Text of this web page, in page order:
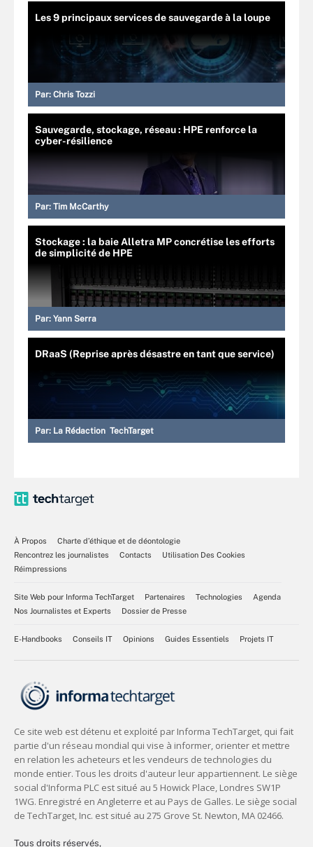
Les 9 principaux services de sauvegarde à la loupe
Par: Chris Tozzi
Sauvegarde, stockage, réseau : HPE renforce la
cyber-résilience
Par: Tim McCarthy
Stockage : la baie Alletra MP concrétise les efforts
de simplicité de HPE
Par: Yann Serra
DRaaS (Reprise après désastre en tant que service)
Par: La Rédaction TechTarget
À Propos
Charte d’éthique et de déontologie
Rencontrez les journalistes
Contacts
Utilisation Des Cookies
Réimpressions
Site Web pour Informa TechTarget Partenaires Technologies
Agenda
Nos Journalistes et Experts
Dossier de Presse
E-Handbooks Conseils IT Opinions Guides Essentiels Projets IT
Tous droits réservés,